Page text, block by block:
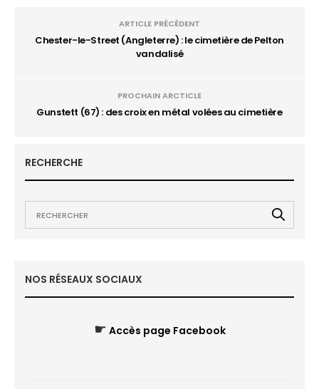
ARTICLE PRÉCÉDENT
Chester-le-Street (Angleterre) : le cimetière de Pelton
vandalisé
PROCHAIN ARCTICLE
Gunstett (67) : des croix en métal volées au cimetière
RECHERCHE
NOS RÉSEAUX SOCIAUX
☛ Accès page Facebook